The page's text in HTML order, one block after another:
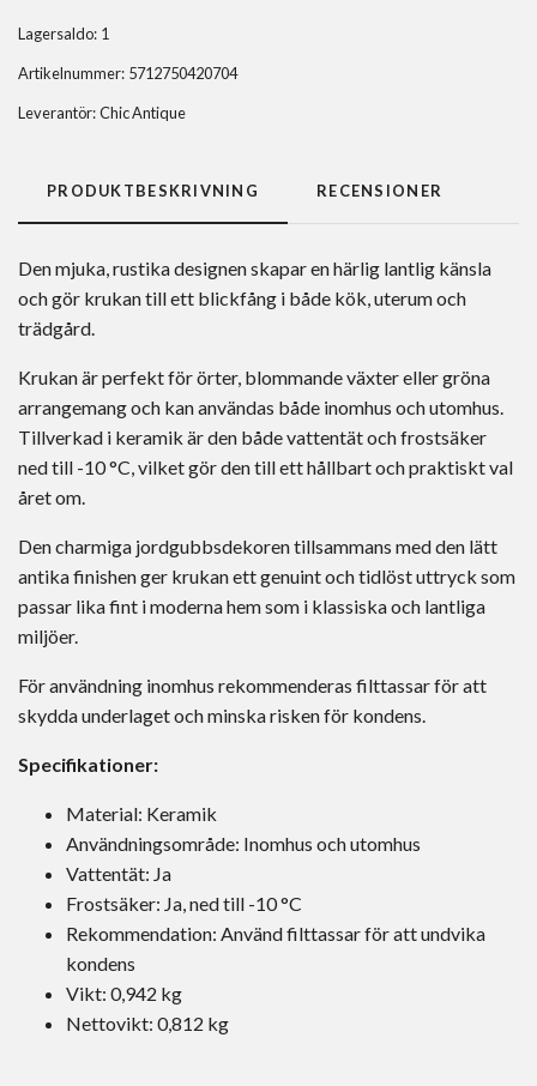
Lagersaldo: 1
Artikelnummer: 5712750420704
Leverantör:Chic Antique
PRODUKTBESKRIVNING RECENSIONER
Den mjuka, rustika designen skapar en härlig lantlig känsla
och gör krukan till ett blickfång i både kök, uterum och
trädgård.
Krukan är perfekt för örter, blommande växter eller gröna
arrangemang och kan användas både inomhus och utomhus.
Tillverkad i keramik är den både vattentät och frostsäker
ned till -10 °C, vilket gör den till ett hållbart och praktiskt val
året om.
Den charmiga jordgubbsdekoren tillsammans med den lätt
antika finishen ger krukan ett genuint och tidlöst uttryck som
passar lika fint i moderna hem som i klassiska och lantliga
miljöer.
För användning inomhus rekommenderas filttassar för att
skydda underlaget och minska risken för kondens.
Specifikationer:
Material: Keramik
Användningsområde: Inomhus och utomhus
Vattentät: Ja
Frostsäker: Ja, ned till -10 °C
Rekommendation: Använd filttassar för att undvika
kondens
Vikt: 0,942 kg
Nettovikt: 0,812 kg